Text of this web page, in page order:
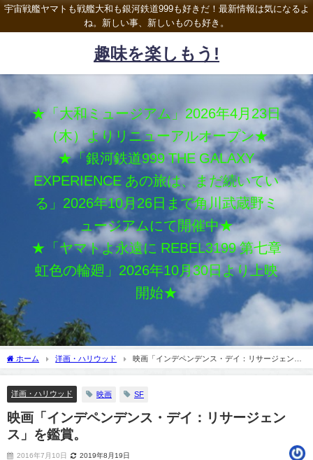
宇宙戦艦ヤマトも戦艦大和も銀河鉄道999も好きだ！最新情報は気になるよ
ね。新しい事、新しいものも好き。
趣味を楽しもう!
★「大和ミュージアム」2026年4月23日
（木）よりリニューアルオープン★
★「銀河鉄道999 THE GALAXY
EXPERIENCE あの旅は、まだ続いてい
る」2026年10月26日まで角川武蔵野ミ
ュージアムにて開催中★
★「ヤマトよ永遠に REBEL3199 第七章
虹色の輪廻」2026年10月30日より上映
開始★
ホーム 洋画・ハリウッド
映画「インデペンデンス・デイ：リサージェン
洋画・ハリウッド 映画 SF
映画「インデペンデンス・デイ：リサージェン
ス」を鑑賞。
2016年7月10日 2019年8月19日